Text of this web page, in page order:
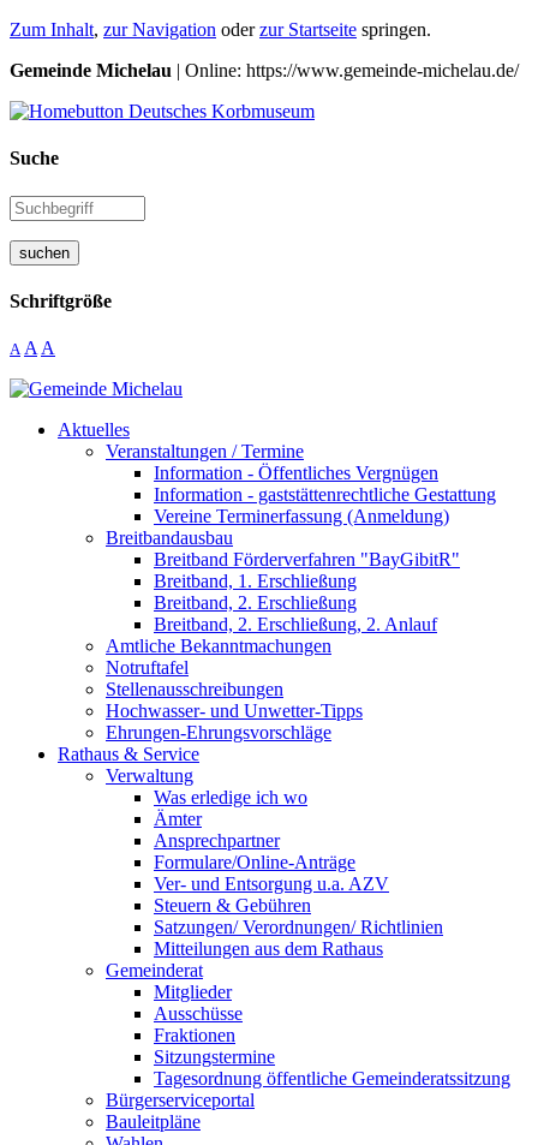
Zum Inhalt, zur Navigation oderzur Startseite springen.
Gemeinde Michelau | Online: https://www.gemeinde-michelau.de/
Suche
suchen
Schriftgröße
A A A
Aktuelles
Veranstaltungen / Termine
Information - Öffentliches Vergnügen
Information - gaststättenrechtliche Gestattung
Vereine Terminerfassung (Anmeldung)
Breitbandausbau
Breitband Förderverfahren "BayGibitR"
Breitband, 1. Erschließung
Breitband, 2. Erschließung
Breitband, 2. Erschließung, 2. Anlauf
Amtliche Bekanntmachungen
Notruftafel
Stellenausschreibungen
Hochwasser- und Unwetter-Tipps
Ehrungen-Ehrungsvorschläge
Rathaus & Service
Verwaltung
Was erledige ich wo
Ämter
Ansprechpartner
Formulare/Online-Anträge
Ver- und Entsorgung u.a. AZV
Steuern & Gebühren
Satzungen/ Verordnungen/ Richtlinien
Mitteilungen aus dem Rathaus
Gemeinderat
Mitglieder
Ausschüsse
Fraktionen
Sitzungstermine
Tagesordnung öffentliche Gemeinderatssitzung
Bürgerserviceportal
Bauleitpläne